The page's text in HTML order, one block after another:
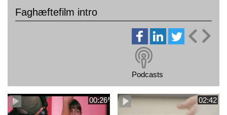
Faghæftefilm intro
Podcasts
00:26 02:42